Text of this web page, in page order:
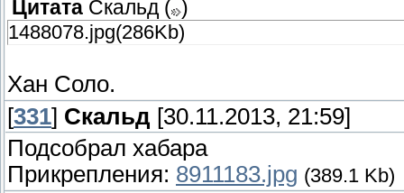
Цитата Скальд ( )
1488078.jpg(286Kb)
Хан Соло.
[331] Скальд [30.11.2013, 21:59]
Подсобрал хабара
Прикрепления: 8911183.jpg (389.1 Kb)